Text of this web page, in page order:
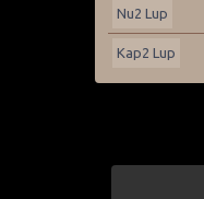
Nu2 Lup
Kap2 Lup